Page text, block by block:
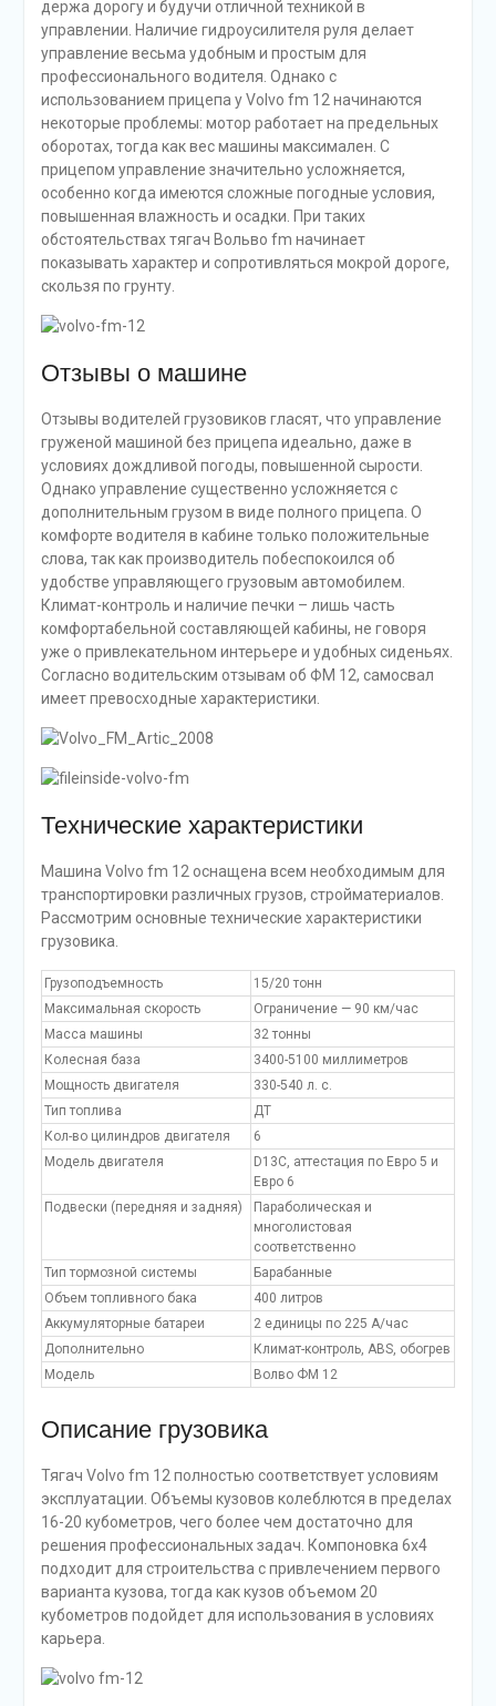
держа дорогу и будучи отличной техникой в
управлении. Наличие гидроусилителя руля делает
управление весьма удобным и простым для
профессионального водителя. Однако с
использованием прицепа у Volvo fm 12 начинаются
некоторые проблемы: мотор работает на предельных
оборотах, тогда как вес машины максимален. С
прицепом управление значительно усложняется,
особенно когда имеются сложные погодные условия,
повышенная влажность и осадки. При таких
обстоятельствах тягач Вольво fm начинает
показывать характер и сопротивляться мокрой дороге,
скользя по грунту.
Отзывы о машине
Отзывы водителей грузовиков гласят, что управление
груженой машиной без прицепа идеально, даже в
условиях дождливой погоды, повышенной сырости.
Однако управление существенно усложняется с
дополнительным грузом в виде полного прицепа. О
комфорте водителя в кабине только положительные
слова, так как производитель побеспокоился об
удобстве управляющего грузовым автомобилем.
Климат-контроль и наличие печки – лишь часть
комфортабельной составляющей кабины, не говоря
уже о привлекательном интерьере и удобных сиденьях.
Согласно водительским отзывам об ФМ 12, самосвал
имеет превосходные характеристики.
Технические характеристики
Машина Volvo fm 12 оснащена всем необходимым для
транспортировки различных грузов, стройматериалов.
Рассмотрим основные технические характеристики
грузовика.
Грузоподъемность
15/20 тонн
Максимальная скорость
Ограничение — 90 км/час
Масса машины
32 тонны
Колесная база
3400-5100 миллиметров
Мощность двигателя
330-540 л. с.
Тип топлива
ДТ
Кол-во цилиндров двигателя
6
Модель двигателя
D13C, аттестация по Евро 5 и
Евро 6
Подвески (передняя и задняя)
Параболическая и
многолистовая
соответственно
Тип тормозной системы
Барабанные
Объем топливного бака
400 литров
Аккумуляторные батареи
2 единицы по 225 А/час
Дополнительно
Климат-контроль, ABS, обогрев
Модель
Волво ФМ 12
Описание грузовика
Тягач Volvo fm 12 полностью соответствует условиям
эксплуатации. Объемы кузовов колеблются в пределах
16-20 кубометров, чего более чем достаточно для
решения профессиональных задач. Компоновка 6х4
подходит для строительства с привлечением первого
варианта кузова, тогда как кузов объемом 20
кубометров подойдет для использования в условиях
карьера.